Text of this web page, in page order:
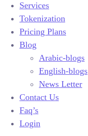
Services
Tokenization
Pricing Plans
Blog
Arabic-blogs
English-blogs
News Letter
Contact Us
Faq’s
Login